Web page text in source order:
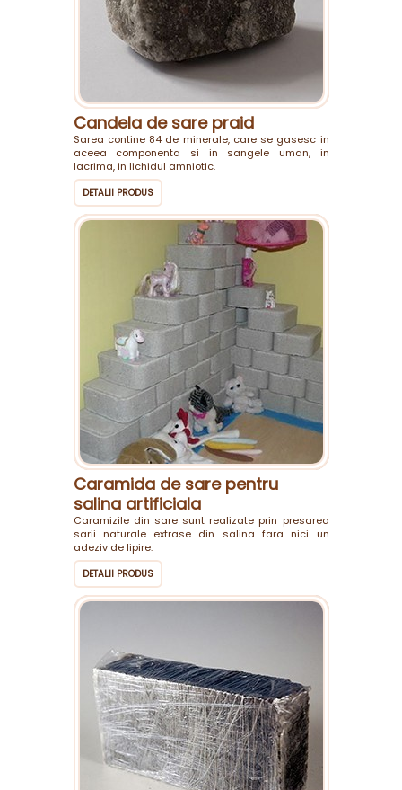
Candela de sare praid
Sarea contine 84 de minerale, care se gasesc in
aceea componenta si in sangele uman, in
lacrima, in lichidul amniotic.
DETALII PRODUS
Caramida de sare pentru
salina artificiala
Caramizile din sare sunt realizate prin presarea
sarii naturale extrase din salina fara nici un
adeziv de lipire.
DETALII PRODUS